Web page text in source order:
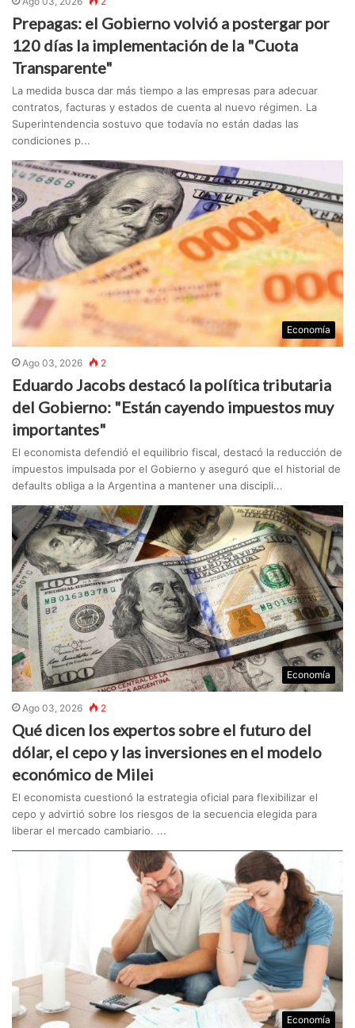
Prepagas: el Gobierno volvió a postergar por
120 días la implementación de la "Cuota
Transparente"
La medida busca dar más tiempo a las empresas para adecuar
contratos, facturas y estados de cuenta al nuevo régimen. La
Superintendencia sostuvo que todavía no están dadas las
condiciones p...
Economía
Ago 03, 2026 2
Eduardo Jacobs destacó la política tributaria
del Gobierno: "Están cayendo impuestos muy
importantes"
El economista defendió el equilibrio fiscal, destacó la reducción de
impuestos impulsada por el Gobierno y aseguró que el historial de
defaults obliga a la Argentina a mantener una discipli...
Economía
Ago 03, 2026 2
Qué dicen los expertos sobre el futuro del
dólar, el cepo y las inversiones en el modelo
económico de Milei
El economista cuestionó la estrategia oficial para flexibilizar el
cepo y advirtió sobre los riesgos de la secuencia elegida para
liberar el mercado cambiario. ...
Economía